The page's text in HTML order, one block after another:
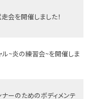
を開催しました！
ル~炎の練習会~を開催しま
ーのためのボディメンテ